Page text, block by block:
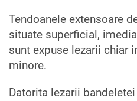
Tendoanele extensoare
situate superficial,
sunt expuse lezarii chiar
minore.
Datorita lezarii